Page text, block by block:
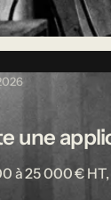
une
à 25 000 €